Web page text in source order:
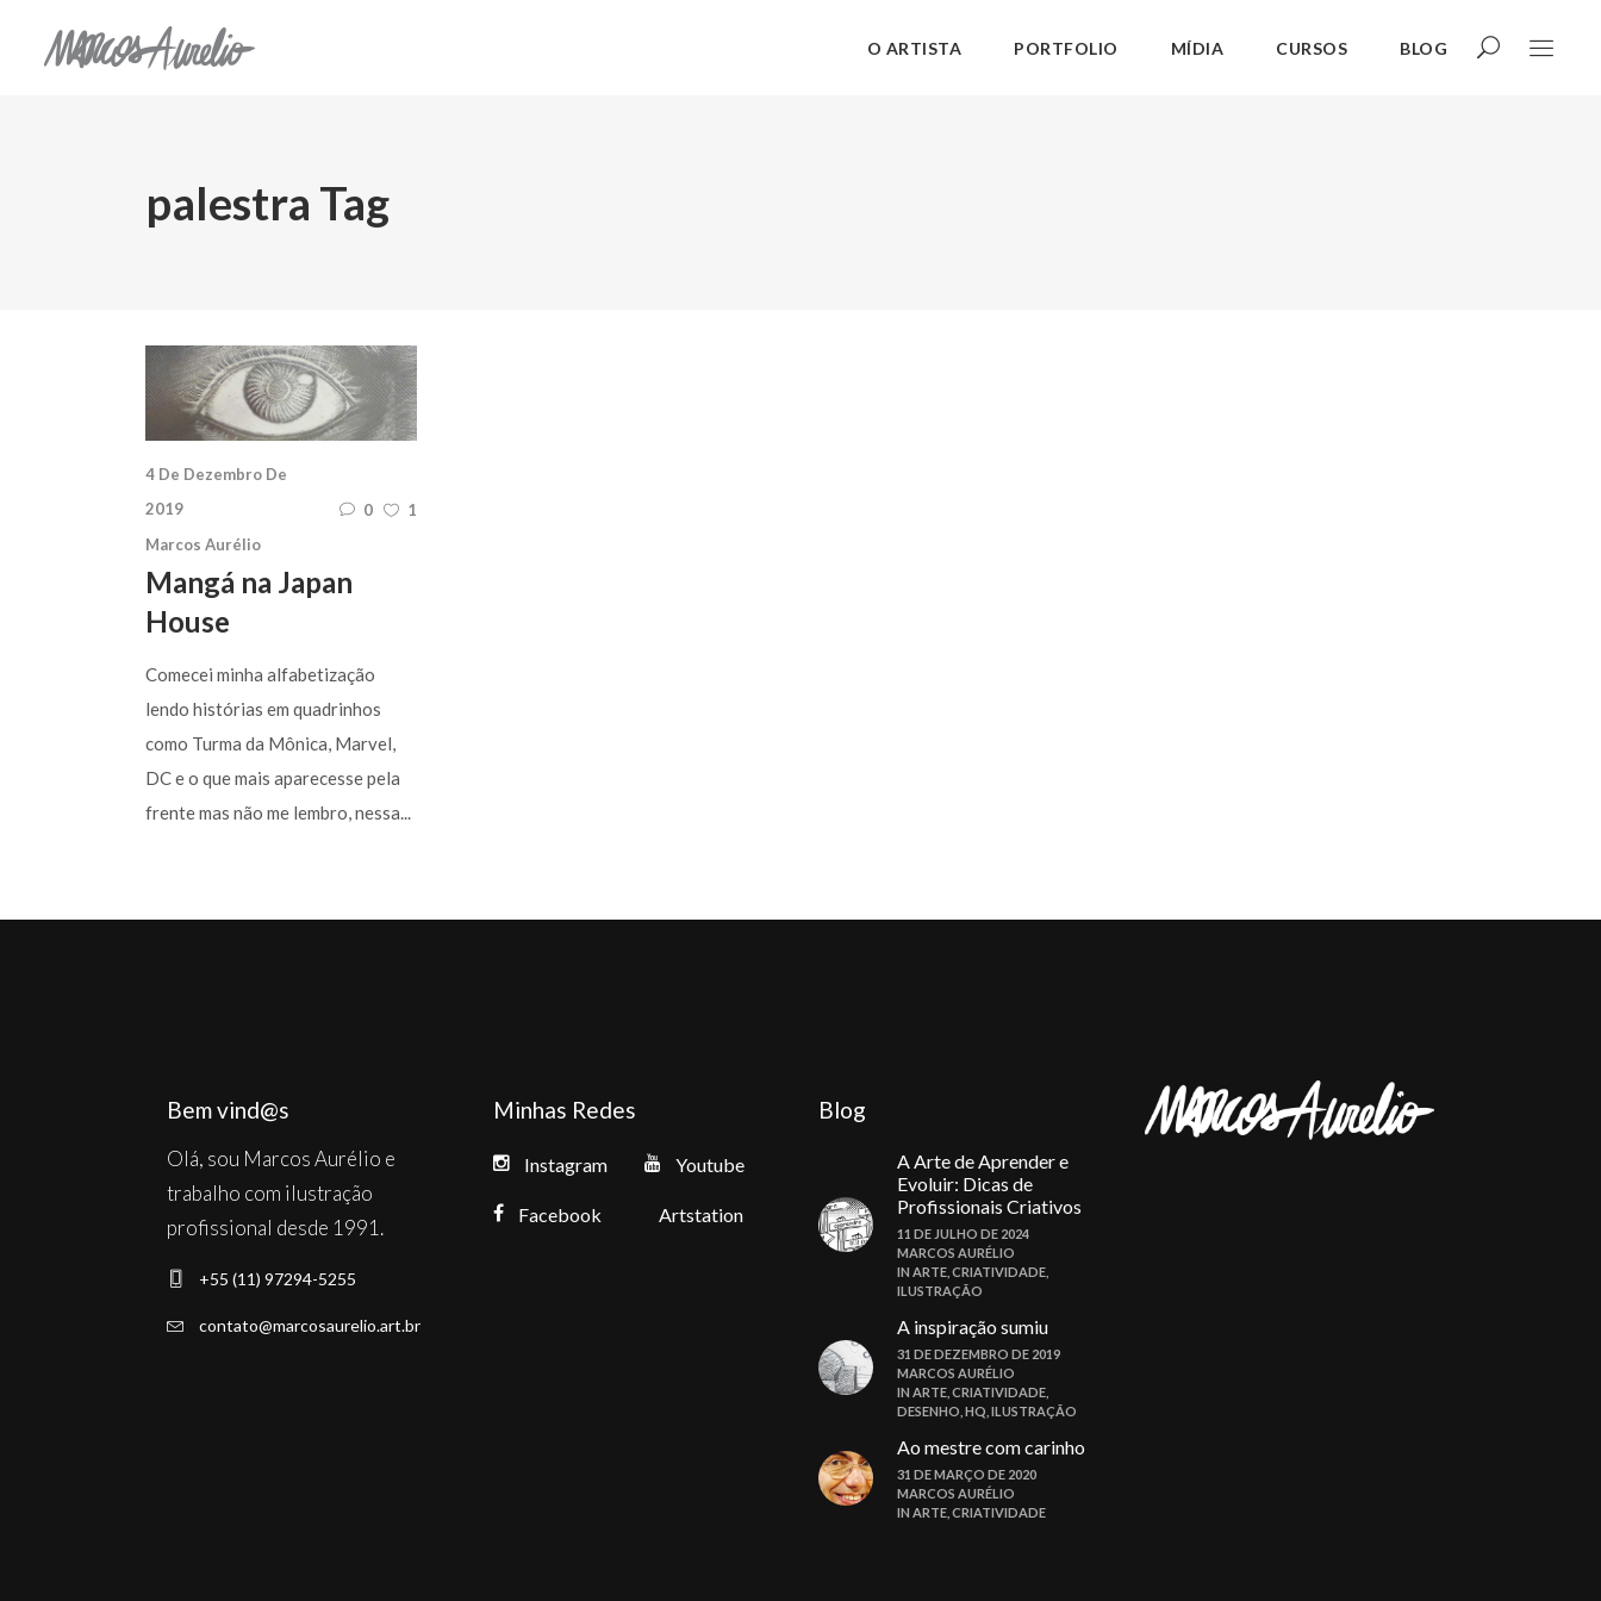
O ARTISTA PORTFOLIO MÍDIA CURSOS BLOG
palestra Tag
4 De Dezembro De
2019
Marcos Aurélio
0 1
Mangá na Japan
House
Comecei minha alfabetização
lendo histórias em quadrinhos
como Turma da Mônica, Marvel,
DC e o que mais aparecesse pela
frente mas não me lembro, nessa...
Bem vind@s
Olá, sou Marcos Aurélio e
trabalho com ilustração
profissional desde 1991.
+55 (11) 97294-5255
contato@marcosaurelio.art.br
Minhas Redes
Instagram
Facebook
Youtube
Artstation
Blog
A Arte de Aprender e
Evoluir: Dicas de
Profissionais Criativos
11 DE JULHO DE 2024
MARCOS AURÉLIO
IN ARTE CRIATIVIDADE
ILUSTRAÇÃO
A inspiração sumiu
31 DE DEZEMBRO DE 2019
MARCOS AURÉLIO
IN ARTE CRIATIVIDADE
DESENHO HQ ILUSTRAÇÃO
Ao mestre com carinho
31 DE MARÇO DE 2020
MARCOS AURÉLIO
IN ARTE CRIATIVIDADE